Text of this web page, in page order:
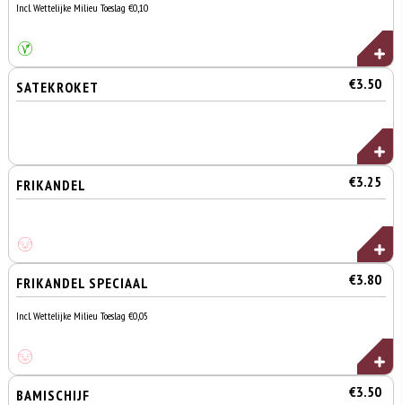
Incl. Wettelijke Milieu Toeslag €0,10
SATEKROKET €3.50
FRIKANDEL €3.25
FRIKANDEL SPECIAAL €3.80
Incl. Wettelijke Milieu Toeslag €0,05
BAMISCHIJF €3.50